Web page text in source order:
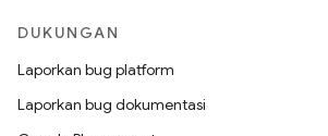
DUKUNGAN
Laporkan bug platform
Laporkan bug dokumentasi